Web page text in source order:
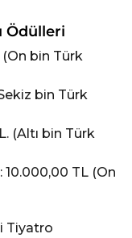
Ödülleri
(On bin Türk
bin Türk
(Altı bin Türk
TL (On
Tiyatro